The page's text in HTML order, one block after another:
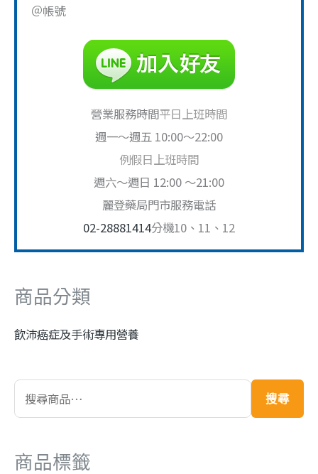
＠帳號
營業服務時間平日上班時間
週一～週五 10:00～22:00
例假日上班時間
週六～週日 12:00 ～21:00
麗登藥局門市服務電話
02-28881414分機10、11、12
商品分類
飲沛癌症及手術專用營養
搜尋
商品標籤